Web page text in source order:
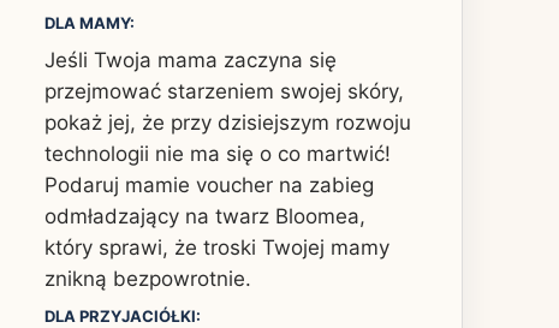
DLA MAMY:
Jeśli Twoja mama zaczyna się
przejmować starzeniem swojej skóry,
pokaż jej, że przy dzisiejszym rozwoju
technologii nie ma się o co martwić!
Podaruj mamie voucher na zabieg
odmładzający na twarz Bloomea,
który sprawi, że troski Twojej mamy
znikną bezpowrotnie.
DLA PRZYJACIÓŁKI: